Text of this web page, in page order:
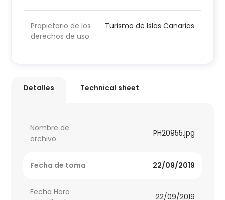
Propietario de los
derechos de uso
Turismo de Islas Canarias
Detalles Technical sheet
Nombre de
archivo
PH20955.jpg
Fecha de toma 22/09/2019
Fecha Hora
22/09/2019